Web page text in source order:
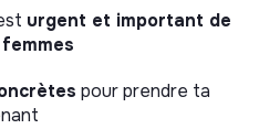
urgent et important de
pour prendre ta